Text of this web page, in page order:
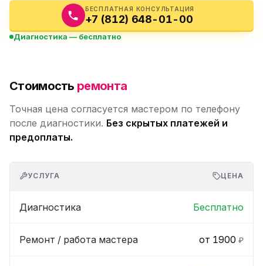
БЕСПЛАТНАЯ КОНСУЛЬТАЦИЯ
+7 (812) 648-01-00
Диагностика — бесплатно
Стоимость ремонта
Точная цена согласуется мастером по телефону
после диагностики. Без скрытых платежей и
предоплаты.
УСЛУГА ЦЕНА
Диагностика Бесплатно
Ремонт / работа мастера от 1900 ₽